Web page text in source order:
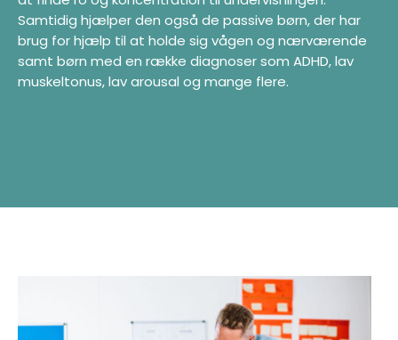
Samtidig hjælper den også de passive børn, der har
brug for hjælp til at holde sig vågen og nærværende
samt børn med en række diagnoser som ADHD, lav
muskeltonus, lav arousal og mange flere.